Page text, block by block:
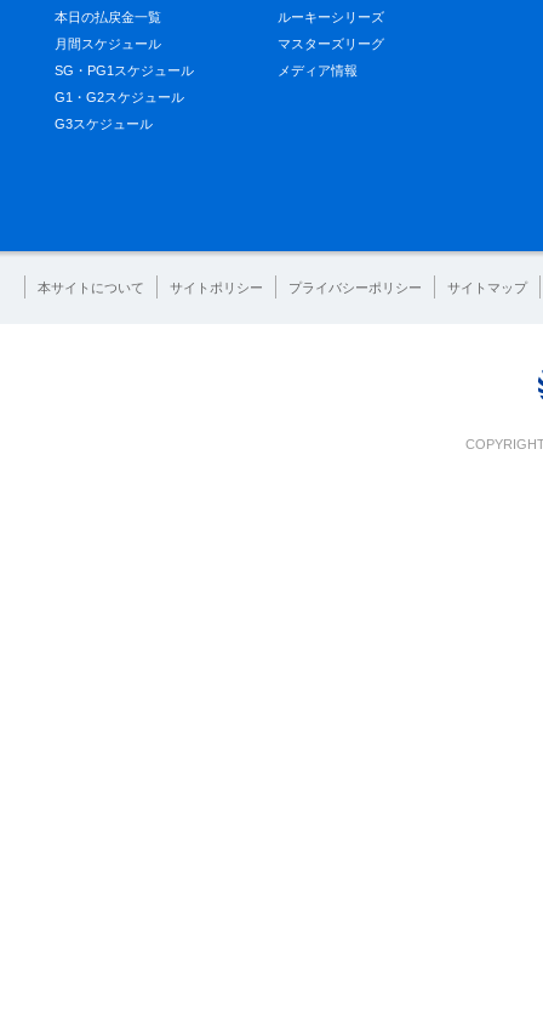
本日の払戻金一覧
月間スケジュール
SG・PG1スケジュール
G1・G2スケジュール
G3スケジュール
ルーキーシリーズ
マスターズリーグ
メディア情報
本サイトについて サイトポリシー プライバシーポリシー サイトマップ